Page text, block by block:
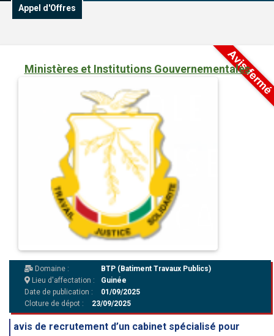
Appel d'Offres
Ministères et Institutions Gouvernementales
Domaine :
BTP (Batiment Travaux Publics)
Lieu d'affectation :
Guinée
Date de publication :
01/09/2025
Cloture de dépot :
23/09/2025
avis de recrutement d’un cabinet spécialisé pour